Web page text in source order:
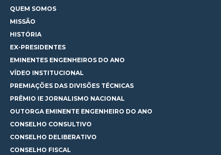
QUEM SOMOS
MISSÃO
HISTÓRIA
EX-PRESIDENTES
EMINENTES ENGENHEIROS DO ANO
VÍDEO INSTITUCIONAL
PREMIAÇÕES DAS DIVISÕES TÉCNICAS
PRÊMIO IE JORNALISMO NACIONAL
OUTORGA EMINENTE ENGENHEIRO DO ANO
CONSELHO CONSULTIVO
CONSELHO DELIBERATIVO
CONSELHO FISCAL